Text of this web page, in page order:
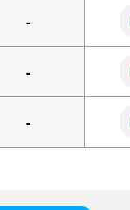
-
-
-